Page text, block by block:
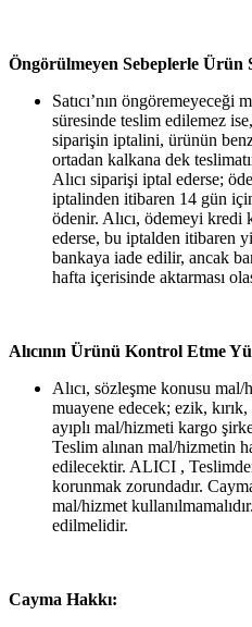
Öngörülmeyen Sebeplerle Ürün
Satıcı’nın öngöremeyeceği
süresinde teslim edilemez
siparişin iptalini, ürünün
ortadan kalkana dek
Alıcı siparişi iptal ederse;
iptalinden itibaren 14 gün
ödenir. Alıcı, ödemeyi kredi
ederse, bu iptalden itibaren
bankaya iade edilir, ancak
hafta içerisinde aktarması
Alıcının Ürünü Kontrol Etme
Alıcı, sözleşme konusu
muayene edecek; ezik, kırık,
ayıplı mal/hizmeti kargo
Teslim alınan mal/hizmetin
edilecektir. ALICI ,
korunmak zorundadır.
mal/hizmet
edilmelidir.
Cayma Hakkı: